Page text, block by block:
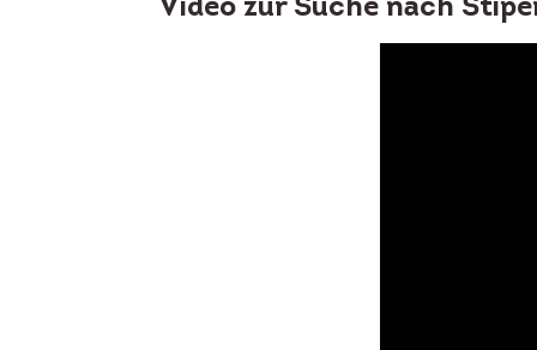
Video zur Suche nach